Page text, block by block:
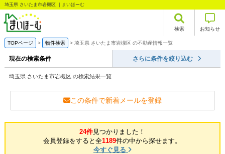
埼玉県 さいたま市岩槻区 ｜まいほーむ
検索 お知らせ
TOPページ 物件検索 埼玉県 さいたま市岩槻区 の不動産情報一覧
現在の検索条件 さらに条件を絞り込む
埼玉県 さいたま市岩槻区 の検索結果一覧
この条件で新着メールを登録
24件見つかりました！
会員登録をすると全1189件の中から探せます。
今すぐ見る